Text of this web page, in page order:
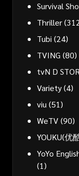
Survival
Thriller
Tubi (24)
TVING (80)
tvN D
Variety(4)
viu(51)
WeTV(90)
YOUKU(优
YoYo
(1)